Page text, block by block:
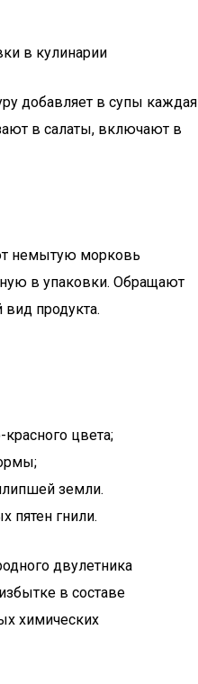
в кулинарии
добавляет в супы каждая
в салаты, включают в
немытую морковь
в упаковки. Обращают
продукта.
цвета;
земли.
пятен гнили.
двулетника
в составе
химических